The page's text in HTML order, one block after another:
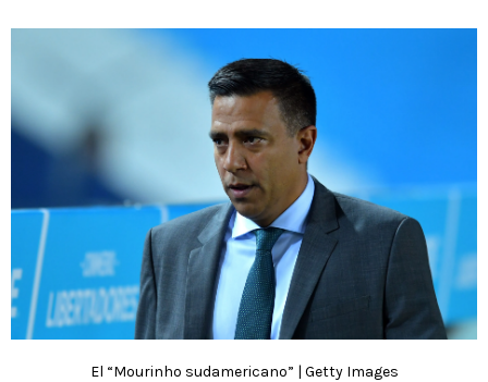
El “Mourinho sudamericano” | Getty Images